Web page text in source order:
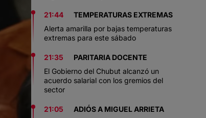
21:44
TEMPERATURAS EXTREMAS
Alerta amarilla por bajas temperaturas
extremas para este sábado
21:35
PARITARIA DOCENTE
El Gobierno del Chubut alcanzó un
acuerdo salarial con los gremios del
sector
21:05
ADIÓS A MIGUEL ARRIETA